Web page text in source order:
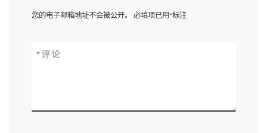
您的电子邮箱地址不会被公开。 必填项已用*标注
评论
*